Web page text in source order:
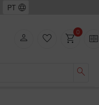
language
search
person favorite_border shopping_cart0 two_pager